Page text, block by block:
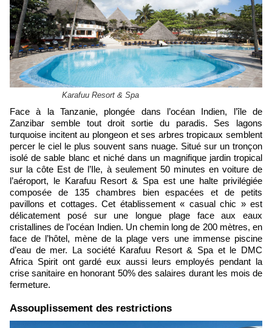
Karafuu Resort & Spa
Face à la Tanzanie, plongée dans l’océan Indien, l’île de
Zanzibar semble tout droit sortie du paradis. Ses lagons
turquoise incitent au plongeon et ses arbres tropicaux semblent
percer le ciel le plus souvent sans nuage. Situé sur un tronçon
isolé de sable blanc et niché dans un magnifique jardin tropical
sur la côte Est de l’Ile, à seulement 50 minutes en voiture de
l’aéroport, le Karafuu Resort & Spa est une halte privilégiée
composée de 135 chambres bien espacées et de petits
pavillons et cottages. Cet établissement « casual chic » est
délicatement posé sur une longue plage face aux eaux
cristallines de l’océan Indien. Un chemin long de 200 mètres, en
face de l’hôtel, mène de la plage vers une immense piscine
d’eau de mer. La société Karafuu Resort & Spa et le DMC
Africa Spirit ont gardé eux aussi leurs employés pendant la
crise sanitaire en honorant 50% des salaires durant les mois de
fermeture.
​Assouplissement des restrictions